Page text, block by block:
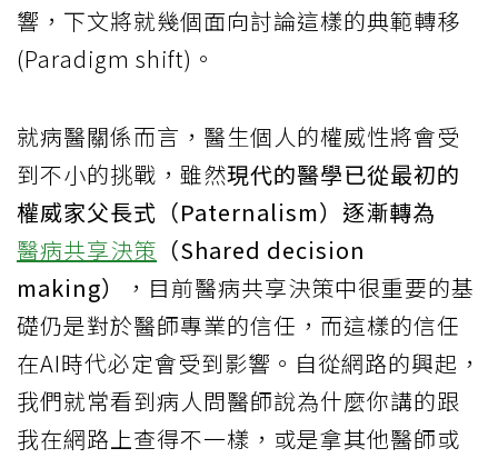
響，下文將就幾個面向討論這樣的典範轉移
(Paradigm shift)。
就病醫關係而言，醫生個人的權威性將會受
到不小的挑戰，雖然現代的醫學已從最初的
權威家父長式（Paternalism）逐漸轉為
醫病共享決策 （Shared decision
making）
，目前醫病共享決策中很重要的基
礎仍是對於醫師專業的信任，而這樣的信任
在AI時代必定會受到影響。自從網路的興起，
我們就常看到病人問醫師說為什麼你講的跟
我在網路上查得不一樣，或是拿其他醫師或